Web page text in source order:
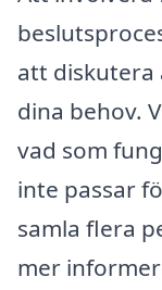
att diskutera
dina behov.
vad som
inte passar
samla flera
mer